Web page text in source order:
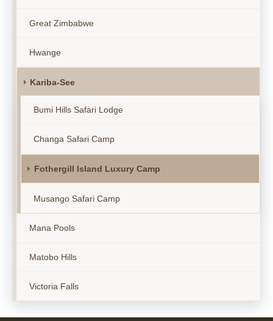
Great Zimbabwe
Hwange
Kariba-See
Bumi Hills Safari Lodge
Changa Safari Camp
Fothergill Island Luxury Camp
Musango Safari Camp
Mana Pools
Matobo Hills
Victoria Falls